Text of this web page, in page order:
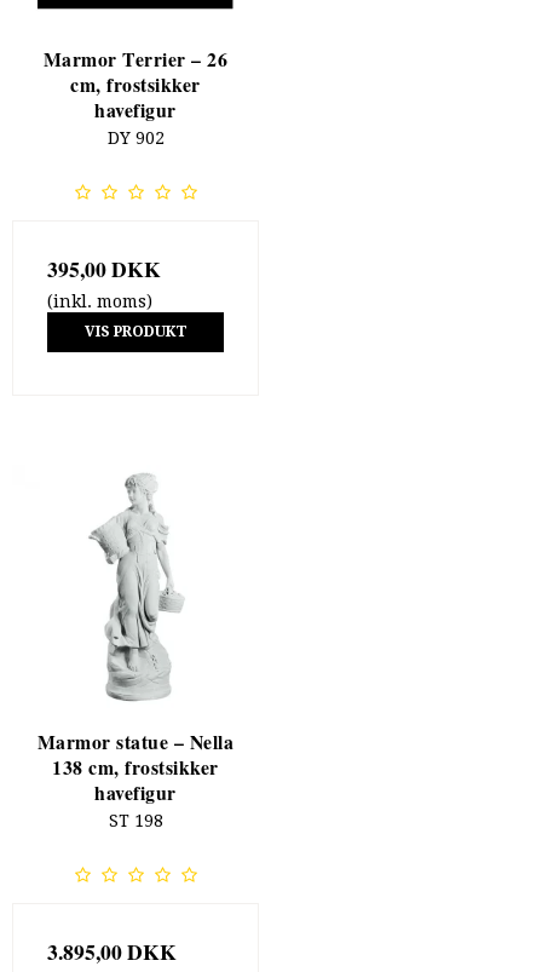
Marmor Terrier – 26
cm, frostsikker
havefigur
DY 902
395,00 DKK
(inkl. moms)
VIS PRODUKT
Marmor statue – Nella
138 cm, frostsikker
havefigur
ST 198
3.895,00 DKK